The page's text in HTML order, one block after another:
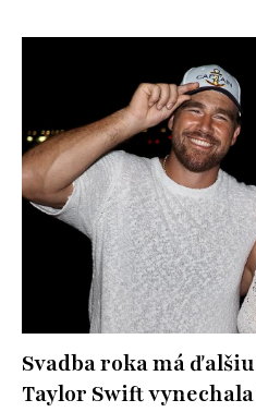
Svadba roka má
Taylor Swift